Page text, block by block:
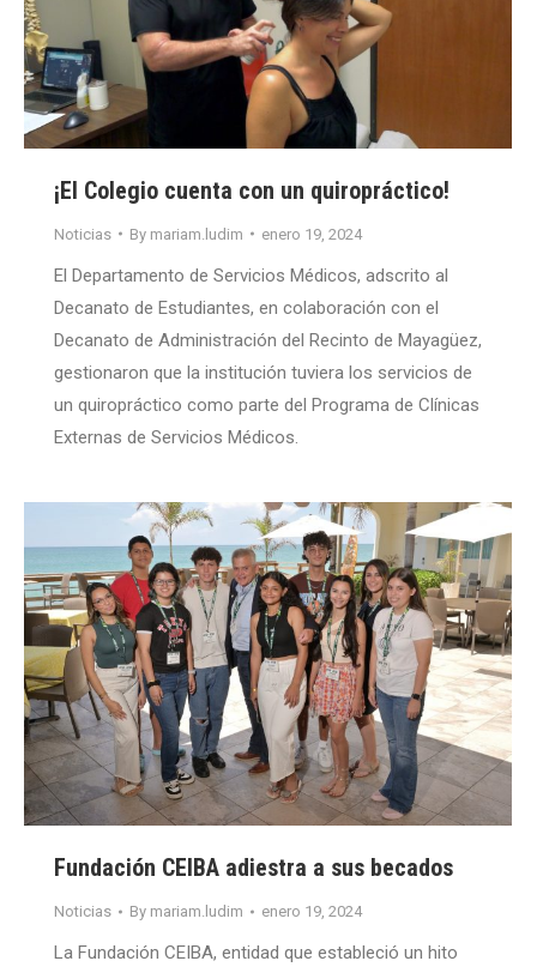
¡El Colegio cuenta con un quiropráctico!
Noticias By mariam.ludim enero 19, 2024
El Departamento de Servicios Médicos, adscrito al
Decanato de Estudiantes, en colaboración con el
Decanato de Administración del Recinto de Mayagüez,
gestionaron que la institución tuviera los servicios de
un quiropráctico como parte del Programa de Clínicas
Externas de Servicios Médicos.
Fundación CEIBA adiestra a sus becados
Noticias By mariam.ludim enero 19, 2024
La Fundación CEIBA, entidad que estableció un hito